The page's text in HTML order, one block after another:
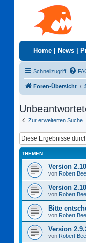
Home News
Schnellzugriff
Foren-Übersicht
Zur erweiterten Suche
THEMEN
Version
von Robert
Version
von Robert
Bitte
von Robert
Version
von Robert